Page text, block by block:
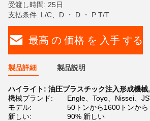
受渡し時間: 25日
支払条件: L/C、D ・ D ・ P T/T
最高 の 価格 を 入手 する
製品詳細 製品説明
ハイライト: 油圧プラスチック注入形成機械,
機械ブランド:
Engle、Toyo、Nissei、
モデル:
50トンから1600トンから
新しい:
90% 新しい